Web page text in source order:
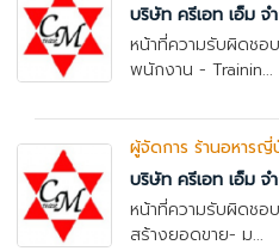
บริษัท ครีเอท เอ็ม จ
หน้าที่ความรับผิดชอ
พนักงาน - Trainin...
ผู้จัดการ ร้านอหารญี่
บริษัท ครีเอท เอ็ม จ
หน้าที่ความรับผิดชอ
สร้างยอดขาย- ม...